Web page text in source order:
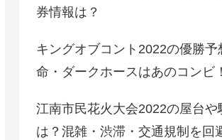
券情報は？
キングオブコント2022の優勝予
命・ダークホースはあのコンビ！
江南市民花火大会2022の屋台や
は？混雑・渋滞・交通規制を回